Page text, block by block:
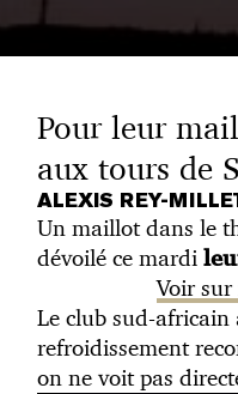
Pour leur
aux tours de
ALEXIS REY-
Un maillot dans le
dévoilé ce mardi
Voir
Le club sud-
refroidissement
on ne voit pas